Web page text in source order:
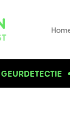
GEURDETECTIE